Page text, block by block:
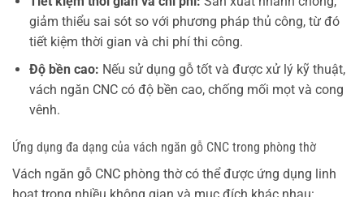
giảm thiểu sai sót so với phương pháp thủ công, từ đó
tiết kiệm thời gian và chi phí thi công.
Độ bền cao: Nếu sử dụng gỗ tốt và được xử lý kỹ thuật,
vách ngăn CNC có độ bền cao, chống mối mọt và cong
vênh.
Ứng dụng đa dạng của vách ngăn gỗ CNC trong phòng thờ
Vách ngăn gỗ CNC phòng thờ có thể được ứng dụng linh